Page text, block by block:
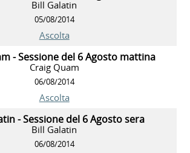
Bill Galatin
05/08/2014
Ascolta
- Sessione del 6 Agosto mattina
Craig Quam
06/08/2014
Ascolta
- Sessione del 6 Agosto sera
Bill Galatin
06/08/2014